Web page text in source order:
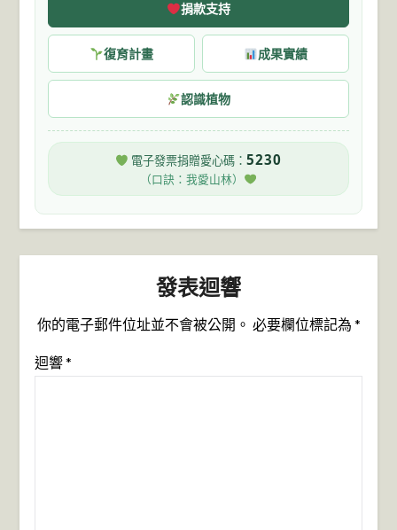
捐款支持
復育計畫 成果實績
認識植物
電子發票捐贈愛心碼： 5230
（口訣：我愛山林）
發表迴響
你的電子郵件位址並不會被公開。 必要欄位標記為 *
迴響*